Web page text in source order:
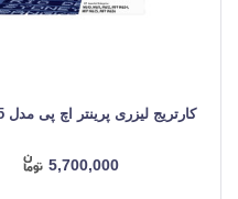
کارتریج لیزری پرینتر اچ پی مدل HP M635
5,700,000